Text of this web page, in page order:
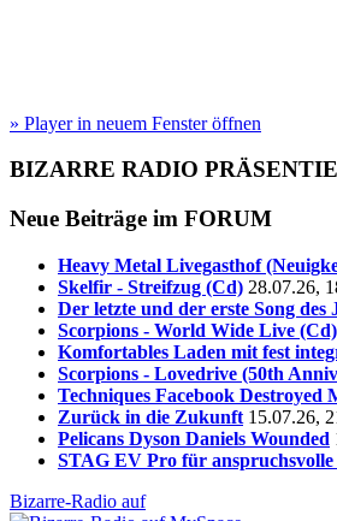
» Player in neuem Fenster öffnen
BIZARRE RADIO
Neue Beiträge im FORUM
Heavy Metal Livegasthof
Skelfir - Streifzug (Cd) 28.07.26,
Der letzte und der erste Song des
Scorpions - World Wide Live (Cd)
Komfortables Laden mit fest
Scorpions - Lovedrive (50th
Techniques Facebook Destroyed
Zurück in die Zukunft 15.07.26,
Pelicans Dyson Daniels Wounded
STAG EV Pro für
Bizarre-Radio auf